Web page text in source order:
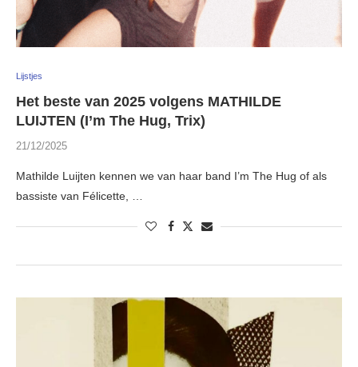
Lijstjes
Het beste van 2025 volgens MATHILDE
LUIJTEN (I’m The Hug, Trix)
21/12/2025
Mathilde Luijten kennen we van haar band I’m The Hug of als
bassiste van Félicette, …